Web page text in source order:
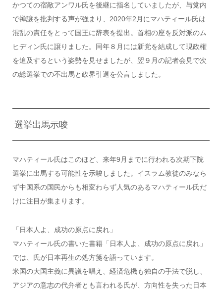
かつての宿敵アンワル氏を後継に指名していましたが、与党内
で禅譲を批判する声が強まり、2020年2月にマハティール氏は
混乱の責任をとって国王に辞表を提出。首相の座を反対派のム
ヒディン氏に譲りました。同年８月には新党を結成して現政権
を追及するという姿勢を見せましたが、翌９月の記者会見で次
の総選挙での不出馬と政界引退を公言しました。
選挙出馬示唆
マハティール氏はこのほど、来年9月までに行われる次期下院
選挙に出馬する可能性を示唆しました。イスラム教徒のみなら
ず中国系の国民からも相変わらず人気のあるマハティール氏だ
けに注目が集まります。
「日本人よ、成功の原点に戻れ」
マハティール氏の書いた書籍「日本人よ、成功の原点に戻れ」
では、氏が日本再生の処方箋を語っています。
米国の大国主義に異議を唱え、経済危機も独自の手法で脱し、
アジアの意志の代弁者とも言われる氏が、方向性を失った日本